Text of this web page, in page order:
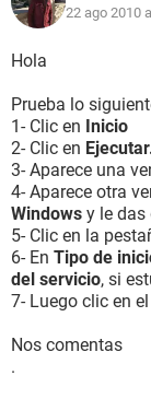
22 ago 2010
Hola
Prueba lo
1- Clic en Inicio
2- Clic en
3- Aparece una
4- Aparece otra
Windows y le das
5- Clic en la
6- En Tipo de
del servicio, si
7- Luego clic en
Nos comentas
.